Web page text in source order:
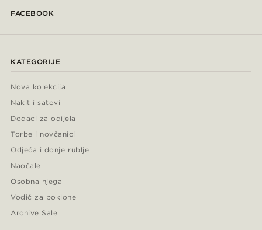
FACEBOOK
KATEGORIJE
Nova kolekcija
Nakit i satovi
Dodaci za odijela
Torbe i novčanici
Odjeća i donje rublje
Naočale
Osobna njega
Vodič za poklone
Archive Sale